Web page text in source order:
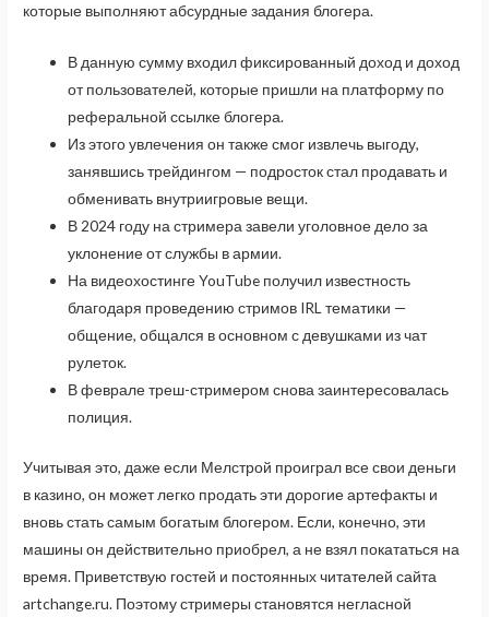
которые выполняют абсурдные задания блогера.
В данную сумму входил фиксированный доход и доход
от пользователей, которые пришли на платформу по
реферальной ссылке блогера.
Из этого увлечения он также смог извлечь выгоду,
занявшись трейдингом — подросток стал продавать и
обменивать внутриигровые вещи.
В 2024 году на стримера завели уголовное дело за
уклонение от службы в армии.
На видеохостинге YouTube получил известность
благодаря проведению стримов IRL тематики —
общение, общался в основном с девушками из чат
рулеток.
В феврале треш-стримером снова заинтересовалась
полиция.
Учитывая это, даже если Мелстрой проиграл все свои деньги
в казино, он может легко продать эти дорогие артефакты и
вновь стать самым богатым блогером. Если, конечно, эти
машины он действительно приобрел, а не взял покататься на
время. Приветствую гостей и постоянных читателей сайта
artchange.ru. Поэтому стримеры становятся негласной